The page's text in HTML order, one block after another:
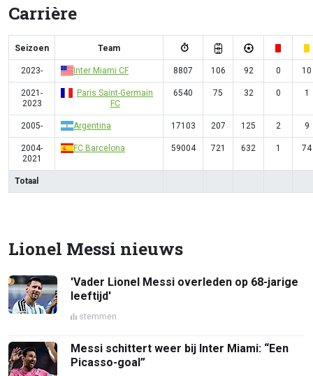
Carrière
Seizoen Team
2023- Inter Miami CF 8807 106 92 0 10
2021-
2023
Paris Saint-Germain
FC
6540 75 32 0 1
2005- Argentina 17103 207 125 2 9
2004-
2021
FC Barcelona 59004 721 632 1 74
Totaal
Lionel Messi nieuws
'Vader Lionel Messi overleden op 68-jarige
leeftijd'
stemmen
Messi schittert weer bij Inter Miami: “Een
Picasso-goal”